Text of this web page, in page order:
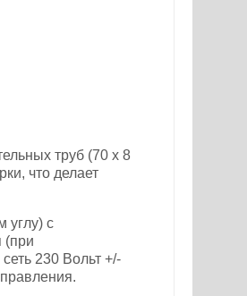
труб (70 х 8
что делает
углу) с
(при
230 Вольт +/-